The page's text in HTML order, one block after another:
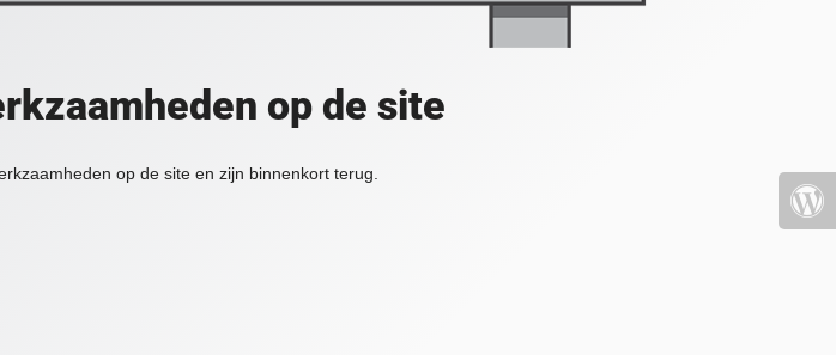
op de site
op de site en zijn binnenkort terug.